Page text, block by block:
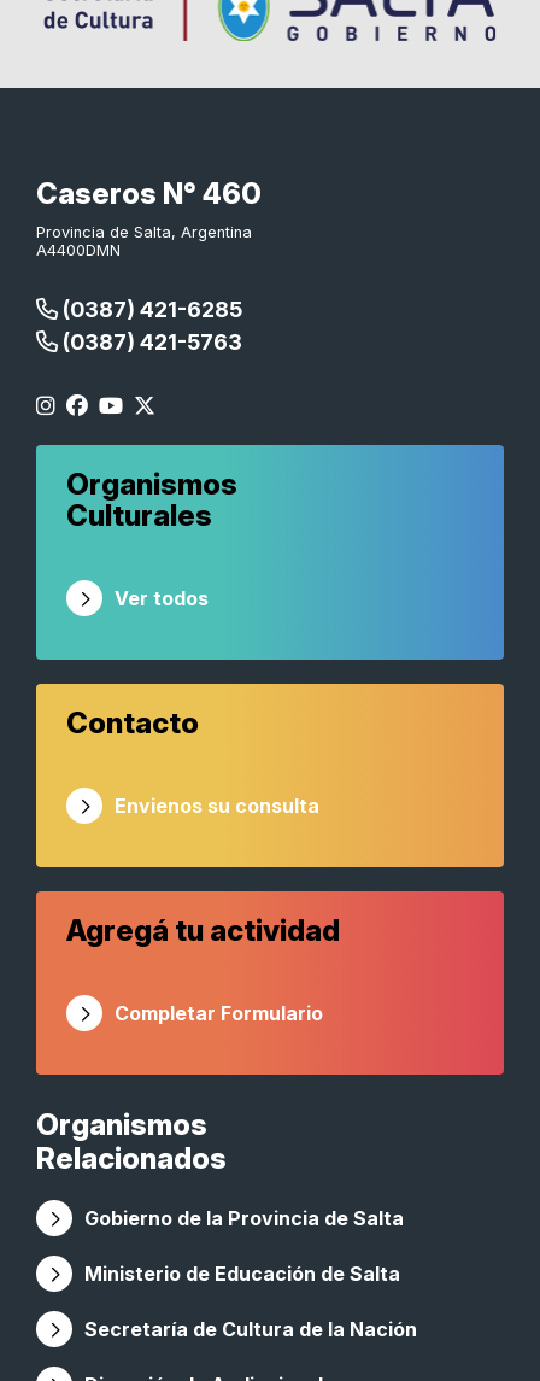
Caseros N° 460
Provincia de Salta, Argentina
A4400DMN
(0387) 421-6285
(0387) 421-5763
Organismos
Relacionados
Gobierno de la Provincia de Salta
Ministerio de Educación de Salta
Secretaría de Cultura de la Nación
Organismos
Culturales
Ver todos
Contacto
Envienos su consulta
Agregá tu actividad
Completar Formulario